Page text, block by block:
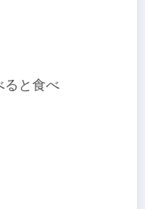
ると食べ